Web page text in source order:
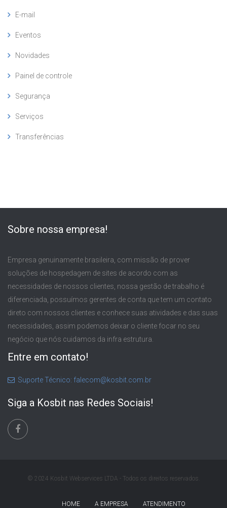
E-mail
Eventos
Novidades
Painel de controle
Segurança
Serviços
Transferências
Sobre nossa empresa!
Empresa genuinamente brasileira, com missão de prover
soluções de hospedagem de sites de acordo com as
necessidades de nossos clientes, nossa gestão de trabalho é
diferenciada, possuímos gerentes de conta que tem um contato
direto com nossos clientes e conhece suas atividades e das suas
necessidades, assim podemos deixar o cliente focar no seu
negócio que nós cuidamos da infra estrutura.
Entre em contato!
Suporte Técnico: falecom@kosbit.com.br
Siga a Kosbit nas Redes Sociais!
© 2024 Kosbit Webservices LTDA - Todos os direitos reservados.
HOME A EMPRESA ATENDIMENTO